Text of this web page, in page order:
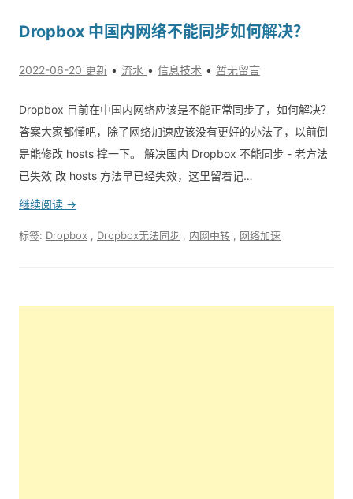
Dropbox 中国内网络不能同步如何解决？
2022-06-20 更新 流水 信息技术 暂无留言
Dropbox 目前在中国内网络应该是不能正常同步了，如何解决？
答案大家都懂吧，除了网络加速应该没有更好的办法了，以前倒
是能修改 hosts 撑一下。 解决国内 Dropbox 不能同步 - 老方法
已失效 改 hosts 方法早已经失效，这里留着记…
继续阅读 →
标签: Dropbox Dropbox无法同步 内网中转 网络加速